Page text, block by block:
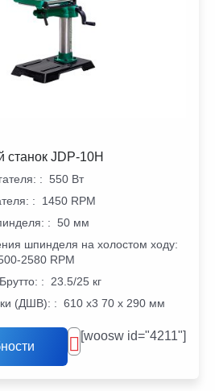
JDP-10H
: 550 Вт
:
1450 RPM
: 50 мм
шпинделя на холостом ходу:
2580 RPM
:
23.5/25 кг
(ДШВ): : 610 х3 70 х 290 мм
[woosw id="4211"]